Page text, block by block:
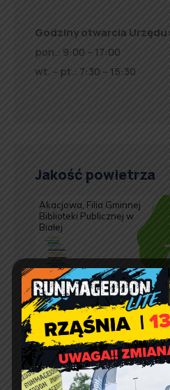
Godziny otwarcia Urzędu:
pon.: 9:00 – 17:00
wt. – pt.: 7:30 – 15:30
Jakość powietrza